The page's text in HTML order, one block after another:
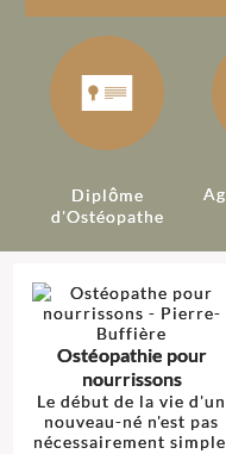
Diplôme
d'Ostéopathe
Ostéopathie pour
nourrissons
Le début de la vie d'un
nouveau-né n'est pas
nécessairement